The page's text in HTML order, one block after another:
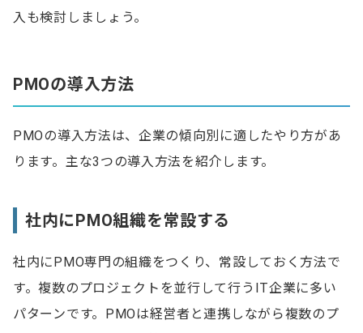
入も検討しましょう。
PMOの導入方法
PMOの導入方法は、企業の傾向別に適したやり方があ
ります。主な3つの導入方法を紹介します。
社内にPMO組織を常設する
社内にPMO専門の組織をつくり、常設しておく方法で
す。複数のプロジェクトを並行して行うIT企業に多い
パターンです。PMOは経営者と連携しながら複数のプ